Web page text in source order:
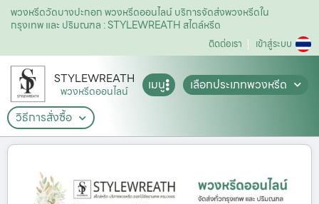
พวงหรีดวัดบางปะกอก พวงหรีดออนไลน์ บริการจัดส่งพวงหรีดใน
กรุงเทพ และ ปริมณฑล : STYLEWREATH สไตล์หรีด
ติดต่อเรา เข้าสู่ระบบ
STYLEWREATH
พวงหรีดออนไลน์ เมนู
เลือกประเภทพวงหรีด
วิธีการสั่งซื้อ